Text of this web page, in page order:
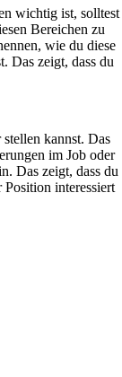
wichtig ist, solltest
Bereichen zu
wie du diese
Das zeigt, dass du
kannst. Das
im Job oder
Das zeigt, dass du
interessiert